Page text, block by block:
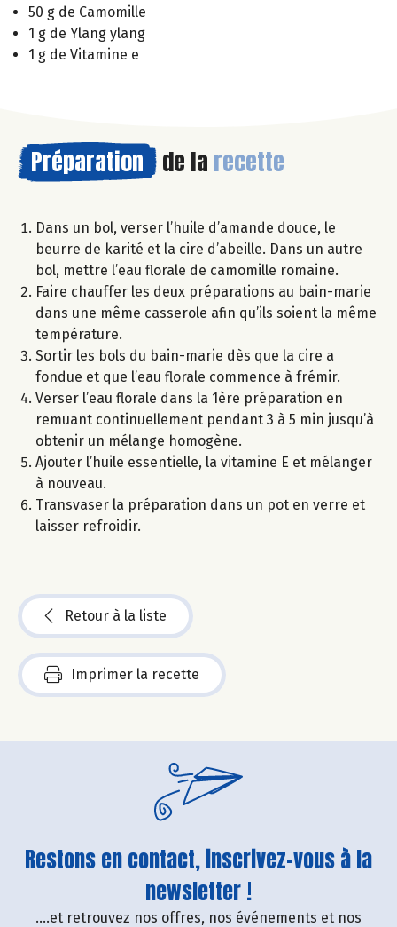
50 g de Camomille
1 g de Ylang ylang
1 g de Vitamine e
Préparation de la recette
Dans un bol, verser l’huile d’amande douce, le
beurre de karité et la cire d’abeille. Dans un autre
bol, mettre l’eau florale de camomille romaine.
Faire chauffer les deux préparations au bain-marie
dans une même casserole afin qu’ils soient la même
température.
Sortir les bols du bain-marie dès que la cire a
fondue et que l’eau florale commence à frémir.
Verser l’eau florale dans la 1ère préparation en
remuant continuellement pendant 3 à 5 min jusqu’à
obtenir un mélange homogène.
Ajouter l’huile essentielle, la vitamine E et mélanger
à nouveau.
Transvaser la préparation dans un pot en verre et
laisser refroidir.
Retour à la liste
Imprimer la recette
Restons en contact, inscrivez-vous à la
newsletter !
....et retrouvez nos offres, nos événements et nos